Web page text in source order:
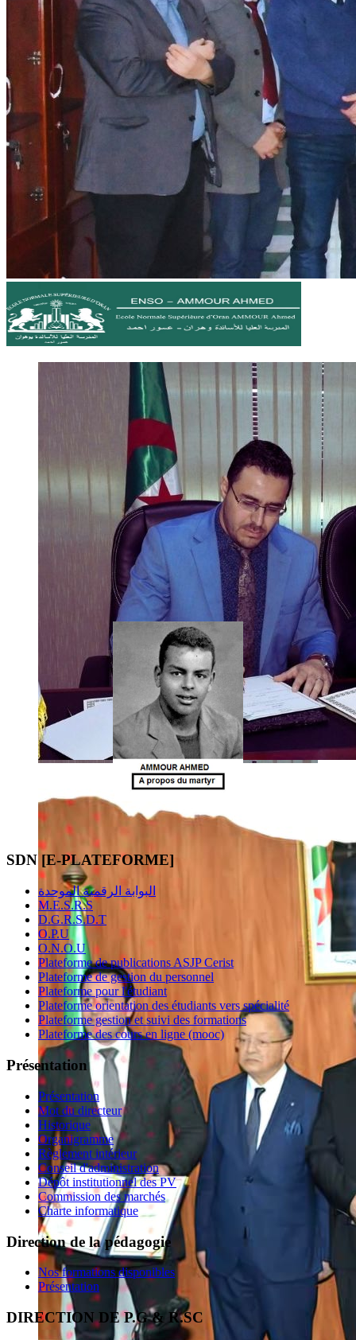
SDN [E-PLATEFORME]
البوابة الرقمية الموحدة
M.E.S.R.S
D.G.R.S.D.T
O.P.U
O.N.O.U
Plateforme de publications ASJP Cerist
Plateforme de gestion du personnel
Plateforme pour l'étudiant
Plateforme orientation des étudiants vers spécialité
Plateforme gestion et suivi des formations
Plateforme des cours en ligne (mooc)
Présentation
Présentation
Mot du directeur
Historique
Organigramme
Règlement intérieur
Conseil d'administration
Dépôt institutionnel des PV
Commission des marchés
Charte informatique
Direction de la pédagogie
Nos formations disponibles
Présentation
DIRECTION DE P.G & R.SC